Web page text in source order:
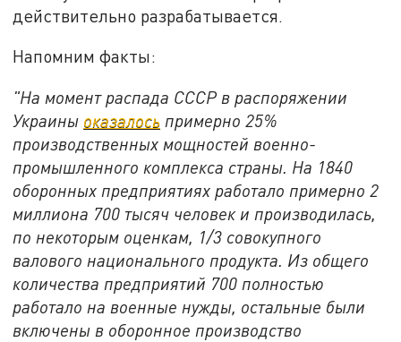
действительно разрабатывается.
Напомним факты:
"На момент распада СССР в распоряжении
Украины оказалось примерно 25%
производственных мощностей военно-
промышленного комплекса страны. На 1840
оборонных предприятиях работало примерно 2
миллиона 700 тысяч человек и производилась,
по некоторым оценкам, 1/3 совокупного
валового национального продукта. Из общего
количества предприятий 700 полностью
работало на военные нужды, остальные были
включены в оборонное производство